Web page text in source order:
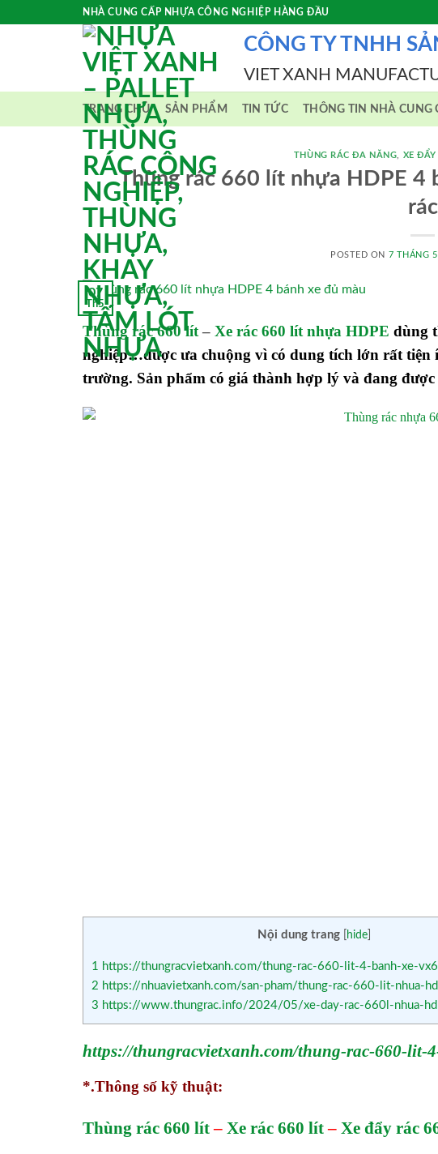
NHÀ CUNG CẤP NHỰA CÔNG NGHIỆP HÀNG ĐẦU
CÔNG TY TNHH
VIET XANH
TRANG CHỦ SẢN PHẨM TIN TỨC THÔNG TIN NHÀ CUNG
THÙNG RÁC ĐA NĂNG XE ĐẨY
Thùng rác 660 lít nhựa HDPE 4
rác
POSTED ON 7 THÁNG
07
Th5
Thùng rác 660 lít – Xe rác 660 lít nhựa HDPE dùng
nghiệp…được ưa chuộng vì có dung tích lớn rất tiện
trường. Sản phẩm có giá thành hợp lý và đang
Nội dung trang hide]
1
https://thungracvietxanh.com/thung-rac-660-lit-4-banh-xe-
2 https://nhuavietxanh.com/san-pham/thung-rac-660-lit-nhua-
3 https://www.thungrac.info/2024/05/xe-day-rac-660l-nhua-
https://thungracvietxanh.com/thung-rac-660-lit-
*.Thông số kỹ thuật:
Thùng rác 660 lít– Xe rác 660 lít– Xe đẩy rác